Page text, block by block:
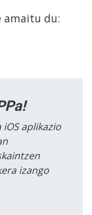
amaitu du:
aplikazio
izango